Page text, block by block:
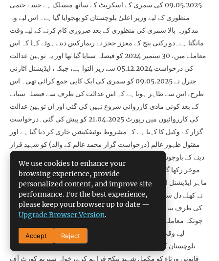
09.05.2025 کی سمری کے اسکرپٹ کے ساتھ منسلک ہے جسے حتمی
منظوری کے لیے وزیر اعلیٰ بلوچستان کو بھجوایا گیا ہے۔ اس لیے وہ
مذکورہ بالا سمری کی منظوری کے بعد ضروری کام کرنے کے لیے وقت
مانگتا ہے۔دو رکنی پنچ کے معزز ججز نے ریمارکس دیتے ہوئے کہا کہ اس
معاملے میں، 30 ستمبر 2024 کو فیصلہ سنایا گیا تھا اور یہ توہین عدالت
کی درخواست 05.12.2024 سے زیر التوا ہے، جبکہ، ایڈیشنل اٹارنی
جنرل نے 09.05.2025 کو سمری کی ایک کاپی جمع کرائی تھی۔ اس
طرح، اس سے ظاہر ہوتا ہے کہ اس عدالت کی طرف سے فیصلہ سنانے
کے بعد کوئی مادی کارروائی شروع نہیں کی گئی اور ان توہین عدالت
کی کارروائیوں میں رپورٹ 21.04.2025 کو پیش کی گئی۔درخواست
گزار کے وکیل کا کہنا ہے کہ مشروط نوٹیفکیشن جاری کر دیا گیا ہے اور
مقتول ظہور عالم (درخواست گزار محمد عالم کے والد) کو شہید قرار
دینے کے باوجود معاوضہ پیکج کو سپریم کورٹ آف پاکستان کے فیصلے تک
موخر رکھا گیا ہے، اس طرح اس کا کوئی مفید مقصد نہیں ہو گا۔ جب
ماہر ایڈیشنل اٹارنی جنرل کو اٹھائے گئے تنازعہ کا سامنا کرنا پڑا تو انہوں
نے کھلے دل سے اعتراف کیا اور کہا کہ اب تک سپریم کورٹ آف پاکستان
کی طرف سے کوئی حکم امتناعی / معطلی کا حکم جاری نہیں کیا گیا۔
چونکہ معاملہ ابھی زیر التوا ہے، اس لیے وہ اس بارے میں پوچھ گچھ کے
لیے وقت مانگتا ہے۔ تاہم، ایک بار پھر یاد دلایا جاتا ہے کہ حکومت
بلوچستان کو ایک ماہ کا وقت دیا گیا ہے کہ وہ مرحوم ظہور عالم کے
قانونی ورثاء کو مکمل شہید پیکج فراہم کرے، خواہ سپریم کورٹ آف
We use cookies to enhance your
browsing experience, provide
personalized content, and improve site
performance. For the best experience,
please keep your browser up to date —
Upgrade Browser Version.
Accept Reject